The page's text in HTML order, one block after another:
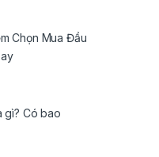
Chọn Mua Đầu
gì? Có bao